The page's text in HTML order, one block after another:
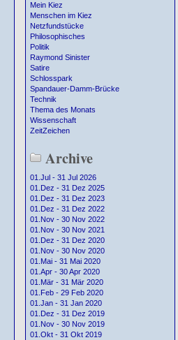
Mein Kiez
Menschen im Kiez
Netzfundstücke
Philosophisches
Politik
Raymond Sinister
Satire
Schlosspark
Spandauer-Damm-Brücke
Technik
Thema des Monats
Wissenschaft
ZeitZeichen
Archive
01.Jul - 31 Jul 2026
01.Dez - 31 Dez 2025
01.Dez - 31 Dez 2023
01.Dez - 31 Dez 2022
01.Nov - 30 Nov 2022
01.Nov - 30 Nov 2021
01.Dez - 31 Dez 2020
01.Nov - 30 Nov 2020
01.Mai - 31 Mai 2020
01.Apr - 30 Apr 2020
01.Mär - 31 Mär 2020
01.Feb - 29 Feb 2020
01.Jan - 31 Jan 2020
01.Dez - 31 Dez 2019
01.Nov - 30 Nov 2019
01.Okt - 31 Okt 2019